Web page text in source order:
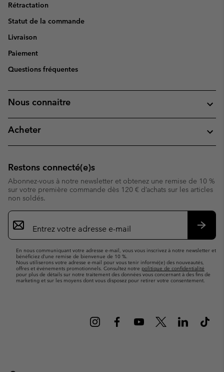
Rétractation
Statut de la commande
Livraison
Paiement
Questions fréquentes
Nous connaitre
Acheter
Restons connecté(e)s
Abonnez-vous à notre newsletter et obtenez une remise de 10 %
sur votre première commande dès 120 € d’achats sur les articles
non soldés.
Inscription
par
e-
En nous communiquant votre adresse e-mail, vous vous inscrivez à notre newsletter et
bénéficiez d’une remise de bienvenue de 10 %.
Nous utiliserons votre adresse e-mail pour vous tenir informé(e) des nouveautés,
offres et événements promotionnels. Consultez notre politique de confidentialité
pour plus de détails sur notre traitement des données vous concernant à des fins de
marketing et sur les moyens dont vous disposez pour retirer votre consentement.